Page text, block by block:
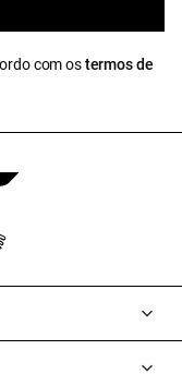
com ostermos de